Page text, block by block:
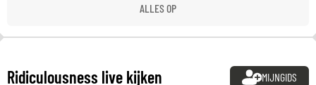
ALLES OP
Ridiculousness live kijken MIJNGIDS